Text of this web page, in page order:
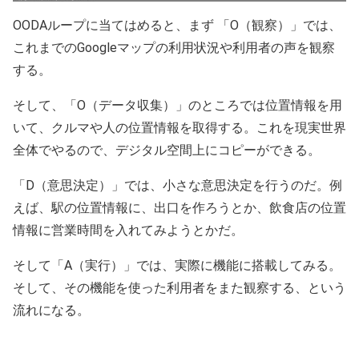
OODAループに当てはめると、まず 「O（観察）」では、
これまでのGoogleマップの利用状況や利用者の声を観察
する。
そして、「O（データ収集）」のところでは位置情報を用
いて、クルマや人の位置情報を取得する。これを現実世界
全体でやるので、デジタル空間上にコピーができる。
「D（意思決定）」では、小さな意思決定を行うのだ。例
えば、駅の位置情報に、出口を作ろうとか、飲食店の位置
情報に営業時間を入れてみようとかだ。
そして「A（実行）」では、実際に機能に搭載してみる。
そして、その機能を使った利用者をまた観察する、という
流れになる。